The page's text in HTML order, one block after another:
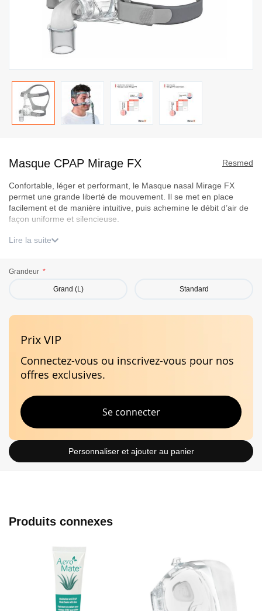
début
la
Galerie
d’images
Resmed
Masque CPAP Mirage FX
Confortable, léger et performant, le Masque nasal Mirage FX
permet une grande liberté de mouvement. Il se met en place
facilement et de manière intuitive, puis achemine le débit d’air de
façon uniforme et silencieuse.
Ce produit est remboursable uniquement s'il est retournée
Caractéristiques
Stabilité
Lire la suite
Grandeur
Grand (L) Standard
Prix VIP
Connectez-vous ou inscrivez-vous pour nos
offres exclusives.
Se connecter
Personnaliser et ajouter au panier
Produits connexes